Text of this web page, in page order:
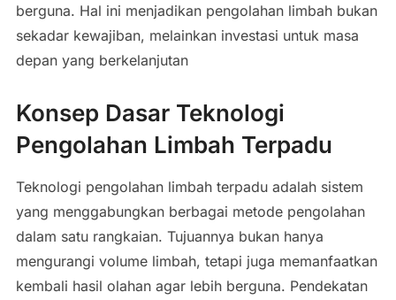
berguna. Hal ini menjadikan pengolahan limbah bukan
sekadar kewajiban, melainkan investasi untuk masa
depan yang berkelanjutan
Konsep Dasar Teknologi
Pengolahan Limbah Terpadu
Teknologi pengolahan limbah terpadu adalah sistem
yang menggabungkan berbagai metode pengolahan
dalam satu rangkaian. Tujuannya bukan hanya
mengurangi volume limbah, tetapi juga memanfaatkan
kembali hasil olahan agar lebih berguna. Pendekatan